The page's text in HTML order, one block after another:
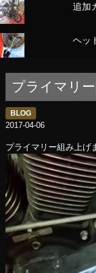
追加
ヘッ
プライマリ
BLOG
2017-04-06
プライマリー組み上げ